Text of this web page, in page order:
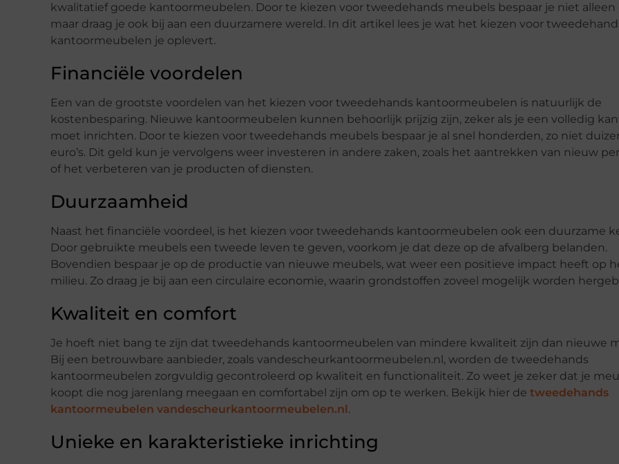
kwalitatief goede kantoormeubelen. Door te kiezen voor tweedehands meubels bespaar je niet alleen
maar draag je ook bij aan een duurzamere wereld. In dit artikel lees je wat het kiezen voor
kantoormeubelen je oplevert.
Financiële voordelen
Een van de grootste voordelen van het kiezen voor tweedehands kantoormeubelen is natuurlijk de
kostenbesparing. Nieuwe kantoormeubelen kunnen behoorlijk prijzig zijn, zeker als je een volledig
moet inrichten. Door te kiezen voor tweedehands meubels bespaar je al snel honderden, zo niet
euro’s. Dit geld kun je vervolgens weer investeren in andere zaken, zoals het aantrekken van nieuw
of het verbeteren van je producten of diensten.
Duurzaamheid
Naast het financiële voordeel, is het kiezen voor tweedehands kantoormeubelen ook een duurzame
Door gebruikte meubels een tweede leven te geven, voorkom je dat deze op de afvalberg belanden.
Bovendien bespaar je op de productie van nieuwe meubels, wat weer een positieve impact heeft op
milieu. Zo draag je bij aan een circulaire economie, waarin grondstoffen zoveel mogelijk worden
Kwaliteit en comfort
Je hoeft niet bang te zijn dat tweedehands kantoormeubelen van mindere kwaliteit zijn dan nieuwe
Bij een betrouwbare aanbieder, zoals vandescheurkantoormeubelen.nl, worden de tweedehands
kantoormeubelen zorgvuldig gecontroleerd op kwaliteit en functionaliteit. Zo weet je zeker dat je
koopt die nog jarenlang meegaan en comfortabel zijn om op te werken. Bekijk hier de tweedehands
kantoormeubelen vandescheurkantoormeubelen.nl .
Unieke en karakteristieke inrichting